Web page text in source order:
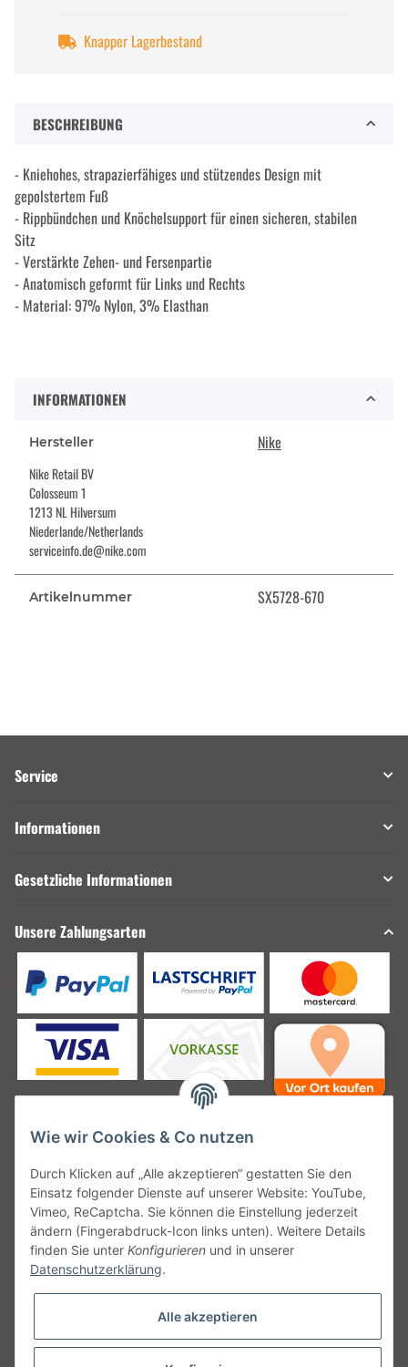
Knapper Lagerbestand
BESCHREIBUNG
- Kniehohes, strapazierfähiges und stützendes Design mit
gepolstertem Fuß
- Rippbündchen und Knöchelsupport für einen sicheren, stabilen
Sitz
- Verstärkte Zehen- und Fersenpartie
- Anatomisch geformt für Links und Rechts
- Material: 97% Nylon, 3% Elasthan
INFORMATIONEN
Hersteller Nike
Nike Retail BV
Colosseum 1
1213 NL Hilversum
Niederlande/Netherlands
serviceinfo.de@nike.com
Artikelnummer SX5728-670
Service
Informationen
Gesetzliche Informationen
Unsere Zahlungsarten
Unsere Versanddienstleister
Unsere Communities
Wie wir Cookies & Co nutzen
Durch Klicken auf „Alle akzeptieren“ gestatten Sie den
Einsatz folgender Dienste auf unserer Website: YouTube,
Vimeo, ReCaptcha. Sie können die Einstellung jederzeit
ändern (Fingerabdruck-Icon links unten). Weitere Details
finden Sie unter Konfigurieren und in unserer
Datenschutzerklärung.
Alle akzeptieren